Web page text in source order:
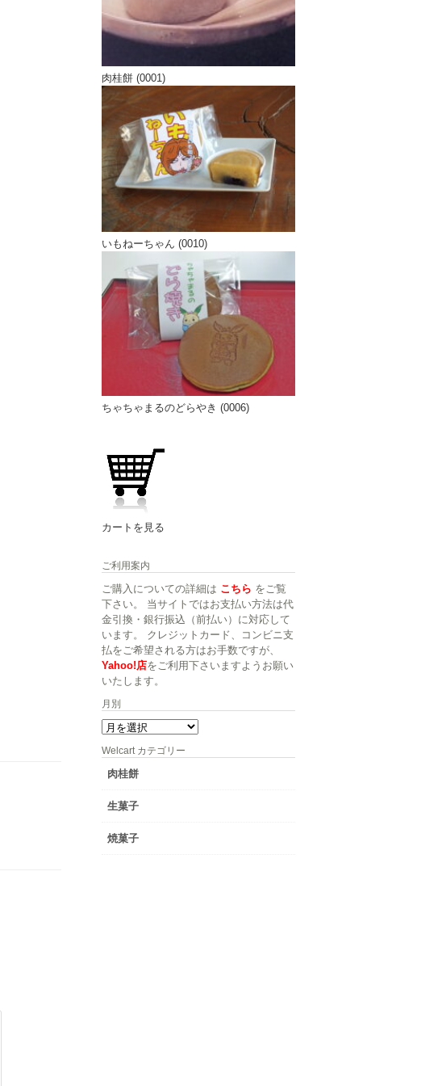
肉桂餅 (0001)
いもねーちゃん (0010)
ちゃちゃまるのどらやき (0006)
カートを見る
ご利用案内
ご購入についての詳細は こちら をご覧
下さい。 当サイトではお支払い方法は代
金引換・銀行振込（前払い）に対応して
います。 クレジットカード、コンビニ支
払をご希望される方はお手数ですが、
Yahoo!店をご利用下さいますようお願い
いたします。
月別
月
Welcart カテゴリー
肉桂餅
生菓子
焼菓子